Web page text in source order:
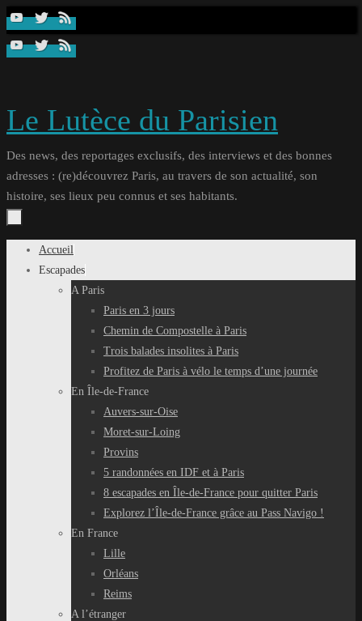
Passer
contenu
Le Lutèce du Parisien
Des news, des reportages exclusifs, des interviews et des bonnes
adresses : (re)découvrez Paris, au travers de son actualité, son
histoire, ses lieux peu connus et ses habitants.
Passer
Accueil
Escapades
A Paris
Paris en 3 jours
Chemin de Compostelle à Paris
Trois balades insolites à Paris
Profitez de Paris à vélo le temps d’une journée
En Île-de-France
Auvers-sur-Oise
Moret-sur-Loing
Provins
5 randonnées en IDF et à Paris
8 escapades en Île-de-France pour quitter Paris
Explorez l’Île-de-France grâce au Pass Navigo !
En France
Lille
Orléans
Reims
A l’étranger